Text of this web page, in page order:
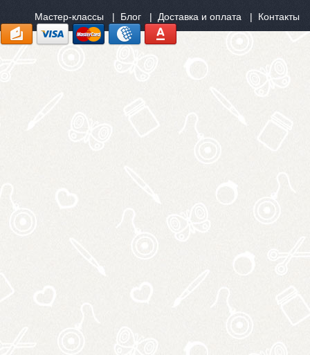
Мастер-классы Блог Доставка и оплата Контакты